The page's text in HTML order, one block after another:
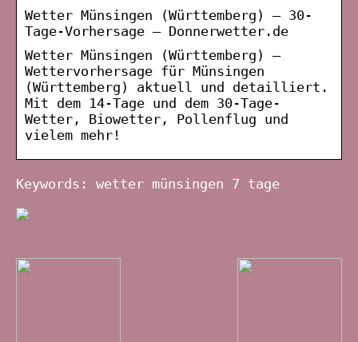
Wetter Münsingen (Württemberg) – 30-
Tage-Vorhersage – Donnerwetter.de
Wetter Münsingen (Württemberg) –
Wettervorhersage für Münsingen
(Württemberg) aktuell und detailliert.
Mit dem 14-Tage und dem 30-Tage-
Wetter, Biowetter, Pollenflug und
vielem mehr!
Keywords: wetter münsingen 7 tage